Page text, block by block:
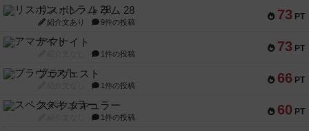
73 PT
リスボン・トラム 28
紹介文あり 9件の投稿
73 PT
アマナイト
1件の投稿
66 PT
ブラヴェスト
1件の投稿
60 PT
スペクタキュラー
1件の投稿